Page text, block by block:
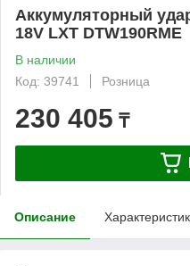
Аккумуляторный
18V LXT DTW190RME
В наличии
Код: 39741
Розница
230 405 ₸
Описание